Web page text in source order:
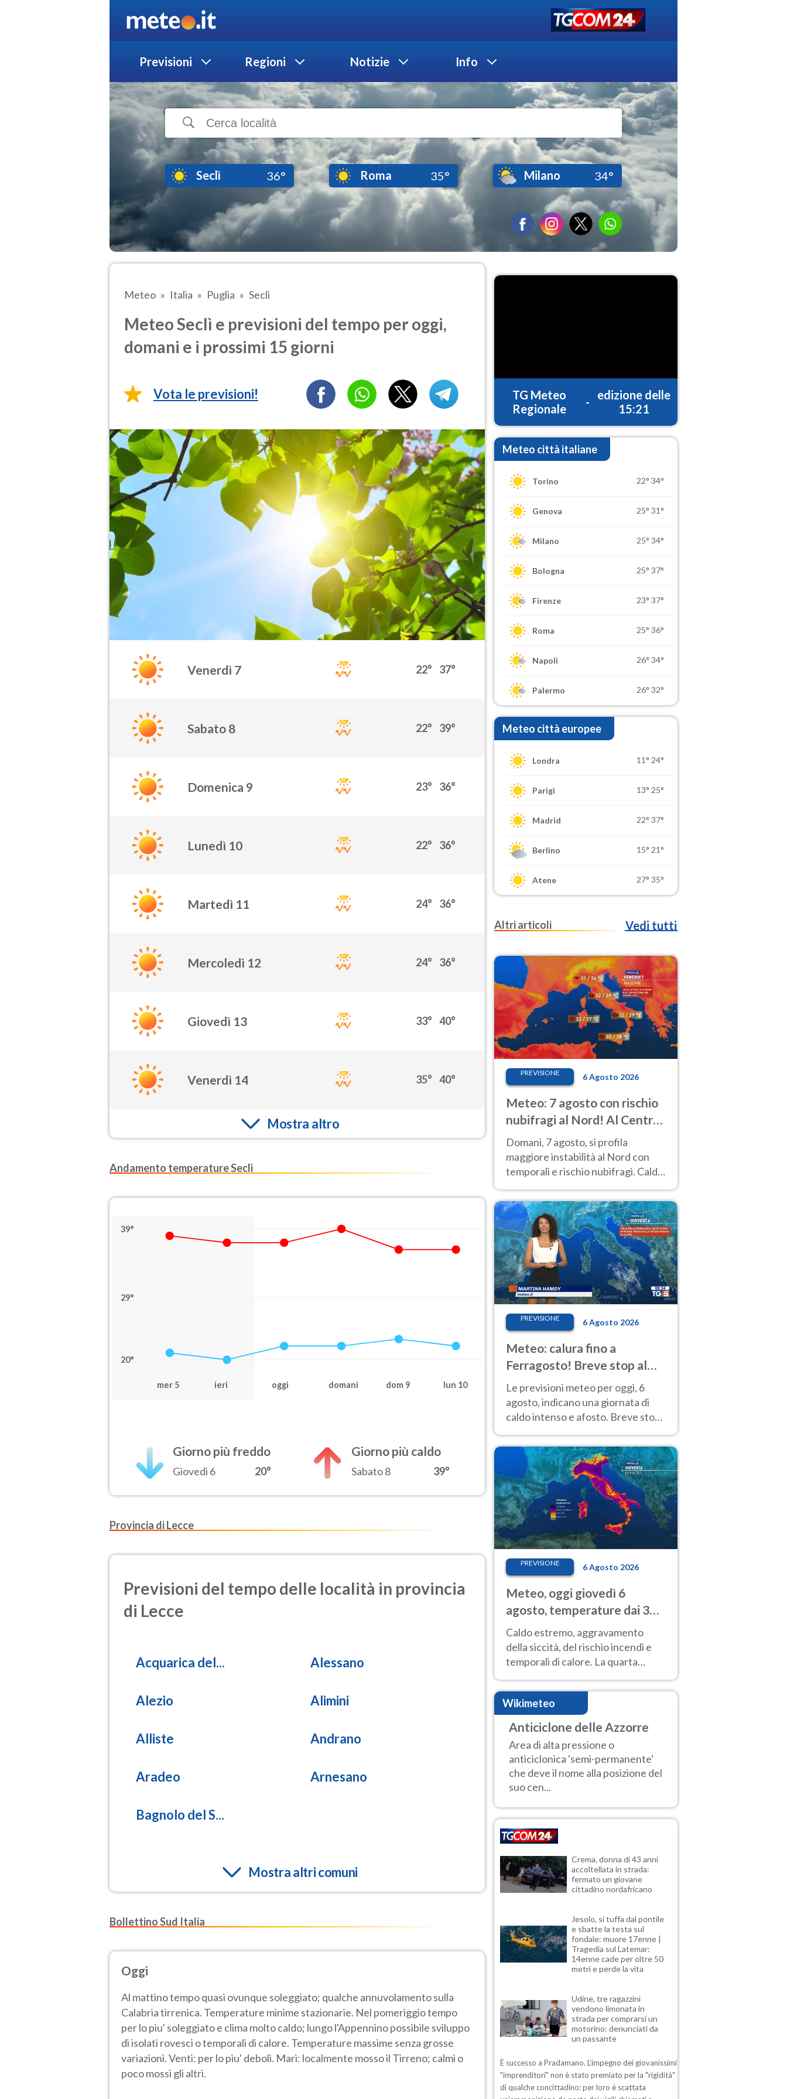
Previsioni Regioni Notizie Info
Seclì 36° Roma 35° Milano 34°
Meteo Italia Puglia Seclì
Meteo Seclì e previsioni del tempo per oggi,
domani e i prossimi 15 giorni
Vota le previsioni!
Venerdì 7 22° 37°
Sabato 8 22° 39°
Domenica 9 23° 36°
Lunedì 10 22° 36°
Martedì 11 24° 36°
Mercoledì 12 24° 36°
Giovedì 13 33° 40°
Venerdì 14 35° 40°
Mostra altro
Andamento temperature Seclì
39°
29°
20°
mer 5 ieri oggi domani dom 9 lun 10
Giorno più freddo
Giovedì 6 20°
Giorno più caldo
Sabato 8 39°
Provincia di Lecce
Previsioni del tempo delle località in provincia
di Lecce
Acquarica del... Alessano
Alezio Alimini
Alliste Andrano
Aradeo Arnesano
Bagnolo del S...
Mostra altri comuni
Bollettino Sud Italia
Oggi
Al mattino tempo quasi ovunque soleggiato; qualche annuvolamento sulla
Calabria tirrenica. Temperature minime stazionarie. Nel pomeriggio tempo
per lo piu' soleggiato e clima molto caldo; lungo l'Appennino possibile sviluppo
di isolati rovesci o temporali di calore. Temperature massime senza grosse
variazioni. Venti: per lo piu' deboli. Mari: localmente mosso il Tirreno; calmi o
poco mossi gli altri.
TG Meteo
Regionale
-
edizione delle
15:21
Meteo città italiane
Torino 22° 34°
Genova 25° 31°
Milano 25° 34°
Bologna 25° 37°
Firenze 23° 37°
Roma 25° 36°
Napoli 26° 34°
Palermo 26° 32°
Meteo città europee
Londra 11° 24°
Parigi 13° 25°
Madrid 22° 37°
Berlino 15° 21°
Atene 27° 35°
Altri articoli Vedi tutti
PREVISIONE 6 Agosto 2026
Meteo: 7 agosto con rischio
nubifragi al Nord! Al Centro-
Sud caldo estremo
Domani, 7 agosto, si profila
maggiore instabilità al Nord con
temporali e rischio nubifragi. Caldo
previsioni.
PREVISIONE 6 Agosto 2026
Meteo: calura fino a
Ferragosto! Breve stop al
Nord tra 7 e 9 agosto
Le previsioni meteo per oggi, 6
agosto, indicano una giornata di
caldo intenso e afosto. Breve stop
Nord.
PREVISIONE 6 Agosto 2026
Meteo, oggi giovedì 6
agosto, temperature dai 33
ai 40 gradi
Caldo estremo, aggravamento
della siccità, del rischio incendi e
temporali di calore. La quarta
intensa ondata di calore non dà
tregua e durerà fino Ferragosto
Wikimeteo
Anticiclone delle Azzorre
Area di alta pressione o
anticiclonica 'semi-permanente'
che deve il nome alla posizione del
suo cen...
Crema, donna di 43 anni
accoltellata in strada:
fermato un giovane
cittadino nordafricano
Jesolo, si tuffa dal pontile
e sbatte la testa sul
fondale: muore 17enne |
Tragedia sul Latemar:
14enne cade per oltre 50
metri e perde la vita
Udine, tre ragazzini
vendono limonata in
strada per comprarsi un
motorino: denunciati da
un passante
È successo a Pradamano. L'impegno dei giovanissimi
"imprenditori" non è stato premiato per la "rigidità"
di qualche concittadino: per loro è scattata